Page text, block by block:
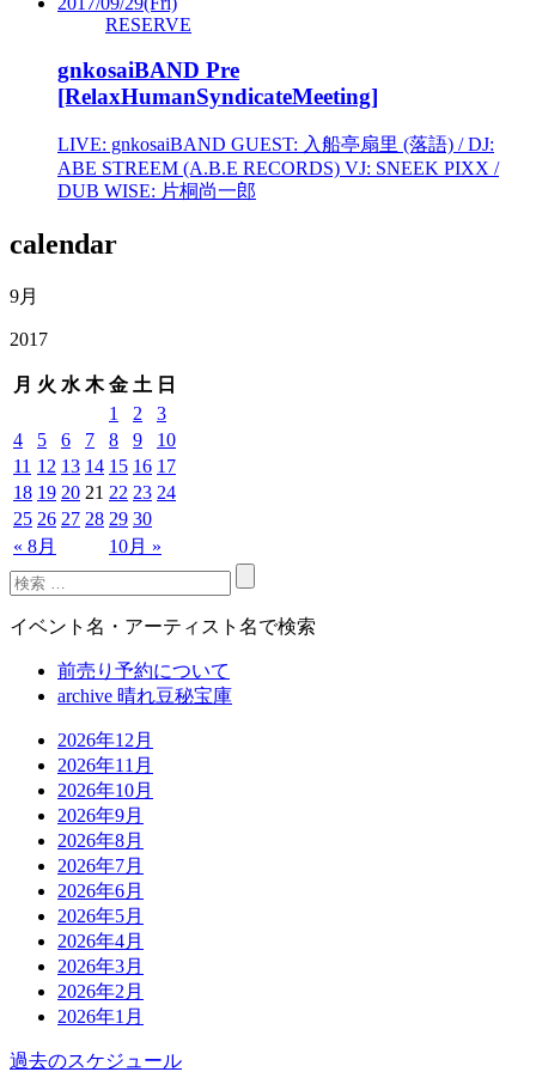
RESERVE
gnkosaiBAND Pre
[RelaxHumanSyndicateMeeting]
LIVE: gnkosaiBAND GUEST: 入船亭扇里 (落語) / DJ:
ABE STREEM (A.B.E RECORDS) VJ: SNEEK PIXX /
DUB WISE: 片桐尚一郎
calendar
9月
2017
月 火 水 木 金 土 日
« 8月 10月 »
1 2
3
4
5 6 7 8 9
10
11 12 13 14 15 16 17
18 19 20 21 22 23 24
25 26 27 28 29 30
イベント名・アーティスト名で検索
前売り予約について
archive 晴れ豆秘宝庫
2026年12月
2026年11月
2026年10月
2026年9月
2026年8月
2026年7月
2026年6月
2026年5月
2026年4月
2026年3月
2026年2月
2026年1月
過去のスケジュール